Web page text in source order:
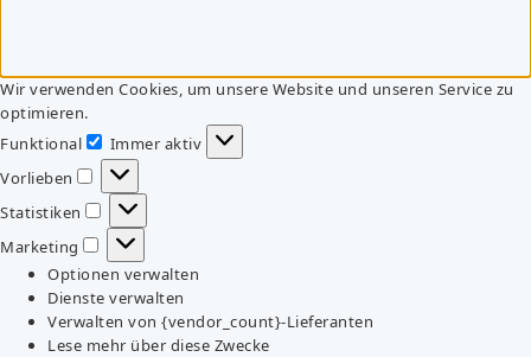
Wir verwenden Cookies, um unsere Website und unseren Service zu
optimieren.
Funktional
Funktional
Immer aktiv
Vorlieben
Vorlieben
Statistiken
Statistiken
Marketing
Marketing
Optionen verwalten
Dienste verwalten
Verwalten von {vendor_count}-Lieferanten
Lese mehr über diese Zwecke